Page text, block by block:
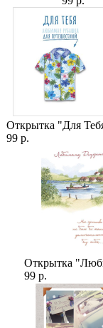
Розы,15 Роз
Размер розы,
Открытка "Для
99 р.
Открытка
99 р.